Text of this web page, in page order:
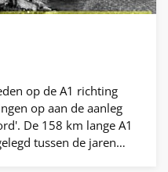
op de A1 richting
op aan de aanleg
De 158 km lange A1
tussen de jaren…